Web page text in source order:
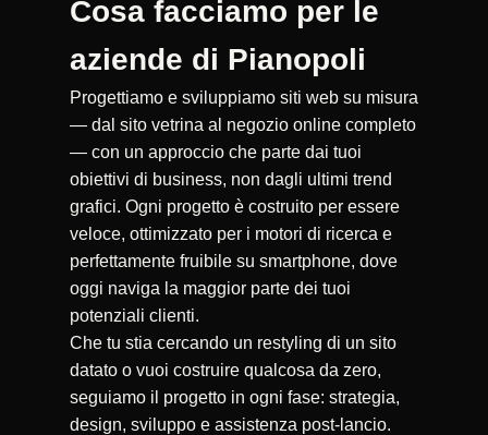
Cosa facciamo per le
aziende di Pianopoli
Progettiamo e sviluppiamo siti web su misura
— dal sito vetrina al negozio online completo
— con un approccio che parte dai tuoi
obiettivi di business, non dagli ultimi trend
grafici. Ogni progetto è costruito per essere
veloce, ottimizzato per i motori di ricerca e
perfettamente fruibile su smartphone, dove
oggi naviga la maggior parte dei tuoi
potenziali clienti.
Che tu stia cercando un restyling di un sito
datato o vuoi costruire qualcosa da zero,
seguiamo il progetto in ogni fase: strategia,
design, sviluppo e assistenza post-lancio.